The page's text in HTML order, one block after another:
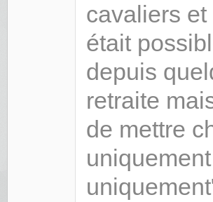
cavaliers
était
depuis
retraite
de mettre